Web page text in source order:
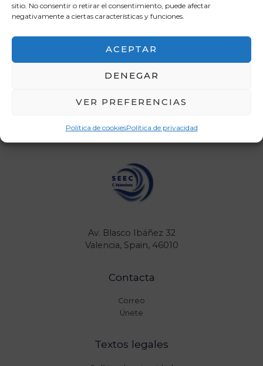
sitio. No consentir o retirar el consentimiento, puede afectar
negativamente a ciertas características y funciones.
ACEPTAR
DENEGAR
VER PREFERENCIAS
Política de cookiesPolítica de privacidad
Navegación
SEEC III, Museos de
Av. Blasco Ibáñez 32
Valencia, Spain, 46010
Contacta
Correo
Únete
Textos legales